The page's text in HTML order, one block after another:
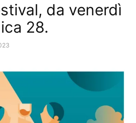
da venerdì
28.